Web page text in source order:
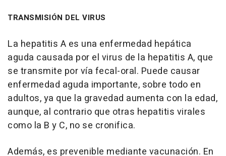
TRANSMISIÓN DEL VIRUS
La hepatitis A es una enfermedad hepática
aguda causada por el virus de la hepatitis A, que
se transmite por vía fecal-oral. Puede causar
enfermedad aguda importante, sobre todo en
adultos, ya que la gravedad aumenta con la edad,
aunque, al contrario que otras hepatitis virales
como la B y C, no se cronifica.
Además, es prevenible mediante vacunación. En